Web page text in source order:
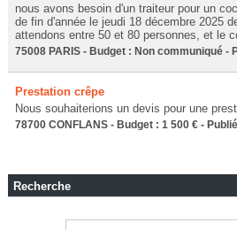
nous avons besoin d'un traiteur pour un
de fin d'année le jeudi 18 décembre 2025
attendons entre 50 et 80 personnes, et le
75008 PARIS - Budget : Non communiqué -
Prestation crêpe
Nous souhaiterions un devis pour une
78700 CONFLANS - Budget : 1 500 € -
Recherche